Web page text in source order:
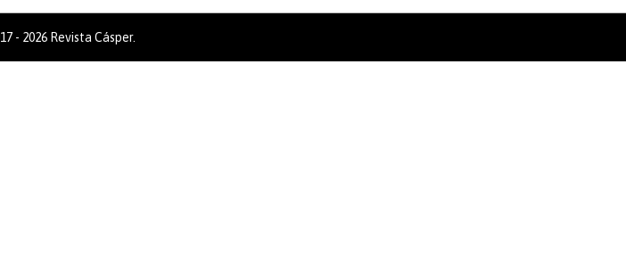
- 2026 Revista Cásper.